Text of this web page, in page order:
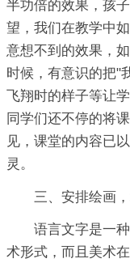
半功倍的效果，孩
望，我们在教学中
意想不到的效果，
时候，有意识的把"
飞翔时的样子等让
同学们还不停的将
见，课堂的内容已
灵。
三、安排绘画
语言文字是一
术形式，而且美术